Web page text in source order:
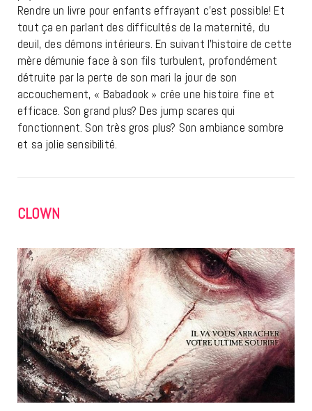
Rendre un livre pour enfants effrayant c’est possible! Et
tout ça en parlant des difficultés de la maternité, du
deuil, des démons intérieurs. En suivant l’histoire de cette
mère démunie face à son fils turbulent, profondément
détruite par la perte de son mari la jour de son
accouchement, « Babadook » crée une histoire fine et
efficace. Son grand plus? Des jump scares qui
fonctionnent. Son très gros plus? Son ambiance sombre
et sa jolie sensibilité.
CLOWN